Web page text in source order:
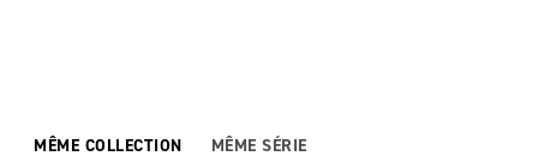
MÊME COLLECTION MÊME SÉRIE